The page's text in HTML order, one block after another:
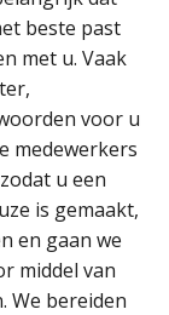
beste past
met u. Vaak
voor u
medewerkers
u een
is gemaakt,
en gaan we
middel van
We bereiden